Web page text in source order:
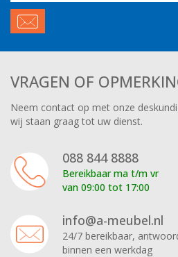
VRAGEN OF
Neem contact op met onze
wij staan graag tot uw dienst.
088 844 8888
Bereikbaar ma t/m vr
van 09:00 tot 17:00
info@a-meubel.nl
24/7 bereikbaar,
binnen een werkdag